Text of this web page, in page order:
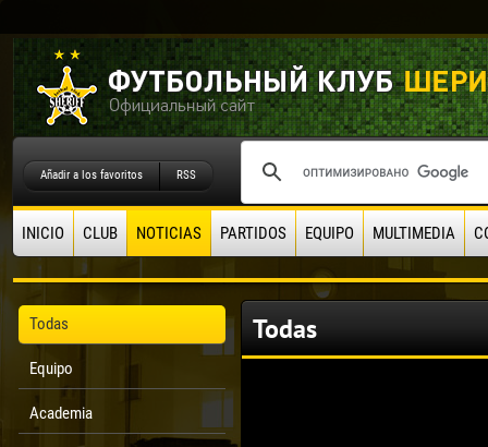
Añadir a los favoritos RSS
INICIO CLUB NOTICIAS PARTIDOS EQUIPO MULTIMEDIA
Todas
Equipo
Academia
Todas